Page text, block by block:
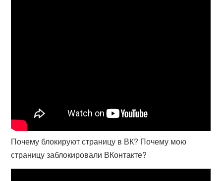
Почему блокируют страницу в ВК? Почему мою
страницу заблокировали ВКонтакте?